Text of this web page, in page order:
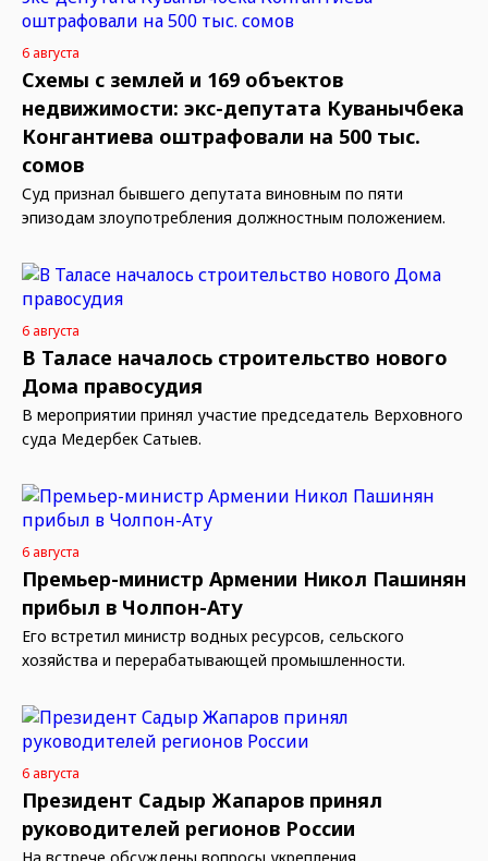
6 августа
Схемы с землей и 169 объектов
недвижимости: экс-депутата Куванычбека
Конгантиева оштрафовали на 500 тыс.
сомов
Суд признал бывшего депутата виновным по пяти
эпизодам злоупотребления должностным положением.
6 августа
В Таласе началось строительство нового
Дома правосудия
В мероприятии принял участие председатель Верховного
суда Медербек Сатыев.
6 августа
Премьер-министр Армении Никол Пашинян
прибыл в Чолпон-Ату
Его встретил министр водных ресурсов, сельского
хозяйства и перерабатывающей промышленности.
6 августа
Президент Садыр Жапаров принял
руководителей регионов России